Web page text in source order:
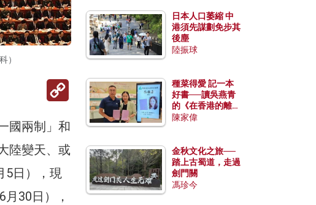
）
Copy
國兩制」和
陸變天、或
5日），現
30日），
日本人口萎縮 中
港須先謀劃免步其
後塵
陸振球
種菜得愛 記一本
好書──讀吳燕青
的《在香港的離島
種菜》
陳家偉
金秋文化之旅──
踏上古蜀道，走過
劍門關
馮珍今